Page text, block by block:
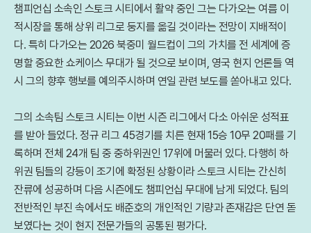
챔피언십 소속인 스토크 시티에서 활약 중인 그는 다가오는 여름 이
적시장을 통해 상위 리그로 둥지를 옮길 것이라는 전망이 지배적이
다. 특히 다가오는 2026 북중미 월드컵이 그의 가치를 전 세계에 증
명할 중요한 쇼케이스 무대가 될 것으로 보이며, 영국 현지 언론들 역
시 그의 향후 행보를 예의주시하며 연일 관련 보도를 쏟아내고 있다.
그의 소속팀 스토크 시티는 이번 시즌 리그에서 다소 아쉬운 성적표
를 받아 들었다. 정규 리그 45경기를 치른 현재 15승 10무 20패를 기
록하며 전체 24개 팀 중 중하위권인 17위에 머물러 있다. 다행히 하
위권 팀들의 강등이 조기에 확정된 상황이라 스토크 시티는 간신히
잔류에 성공하며 다음 시즌에도 챔피언십 무대에 남게 되었다. 팀의
전반적인 부진 속에서도 배준호의 개인적인 기량과 존재감은 단연 돋
보였다는 것이 현지 전문가들의 공통된 평가다.